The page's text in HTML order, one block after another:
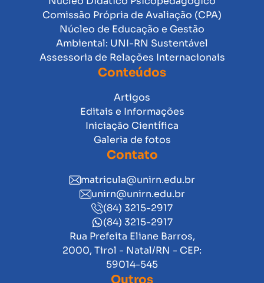
Comissão Própria de Avaliação (CPA)
Núcleo de Educação e Gestão
Ambiental: UNI-RN Sustentável
Assessoria de Relações Internacionais
Conteúdos
Artigos
Editais e Informações
Iniciação Científica
Galeria de fotos
Contato
matricula@unirn.edu.br
unirn@unirn.edu.br
(84) 3215-2917
(84) 3215-2917
Rua Prefeita Eliane Barros,
2000, Tirol - Natal/RN - CEP:
59014-545
Outros